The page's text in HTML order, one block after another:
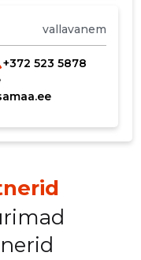
vallavanem
+372 523 5878